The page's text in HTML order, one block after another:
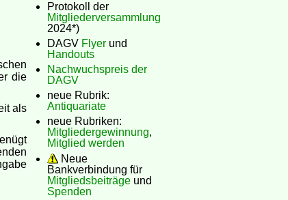
Protokoll der
Mitgliederversammlung
2024*)
DAGV Flyer und
Handouts
Nachwuchspreis der
DAGV
neue Rubrik:
Antiquariate
neue Rubriken:
Mitgliedergewinnung,
Mitglied werden
Neue
Bankverbindung für
Mitgliedsbeiträge und
Spenden
die
als